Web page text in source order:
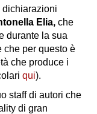
dichiarazioni
Elia, che
durante la sua
che per questo è
che produce i
qui).
staff di autori che
di gran